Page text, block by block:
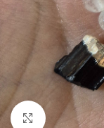
Haga clic